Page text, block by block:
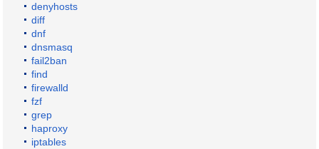
denyhosts
diff
dnf
dnsmasq
fail2ban
find
firewalld
fzf
grep
haproxy
iptables